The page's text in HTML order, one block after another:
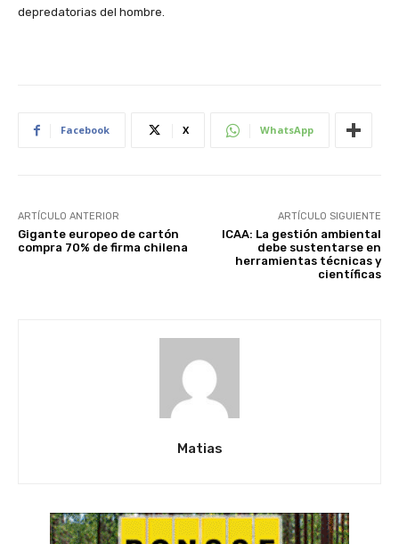
depredatorias del hombre.
Facebook X WhatsApp
ARTÍCULO ANTERIOR
Gigante europeo de cartón
compra 70% de firma chilena
ARTÍCULO SIGUIENTE
ICAA: La gestión ambiental
debe sustentarse en
herramientas técnicas y
científicas
Matias